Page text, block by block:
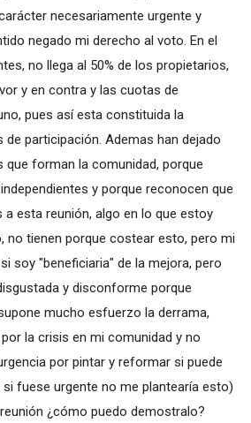
necesariamente urgente y
negado mi derecho al voto. En el
no llega al 50% de los propietarios,
y en contra y las cuotas de
pues así esta constituida la
participación. Ademas han dejado
que forman la comunidad, porque
y porque reconocen que
esta reunión, algo en lo que estoy
no tienen porque costear esto, pero mi
soy "beneficiaria" de la mejora, pero
y disconforme porque
mucho esfuerzo la derrama,
la crisis en mi comunidad y no
por pintar y reformar si puede
fuese urgente no me plantearía esto)
¿cómo puedo demostralo?